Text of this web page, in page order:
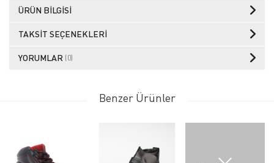
ÜRÜN BILGISI
TAKSIT SEÇENEKLERI
YORUMLAR (0)
Benzer Ürünler